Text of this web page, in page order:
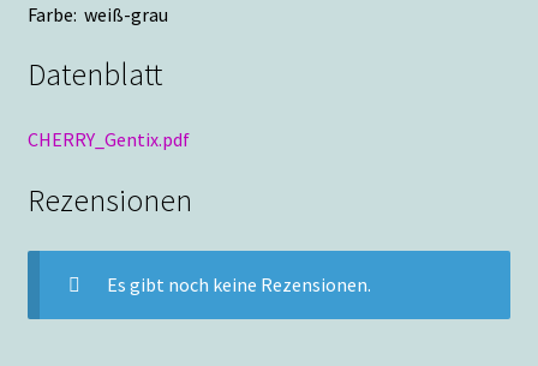
Farbe: weiß-grau
Datenblatt
CHERRY_Gentix.pdf
Rezensionen
Es gibt noch keine Rezensionen.